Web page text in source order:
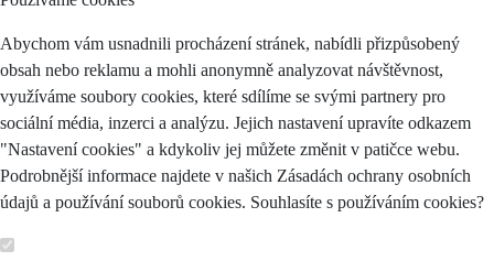
Abychom vám usnadnili procházení stránek, nabídli přizpůsobený
obsah nebo reklamu a mohli anonymně analyzovat návštěvnost,
využíváme soubory cookies, které sdílíme se svými partnery pro
sociální média, inzerci a analýzu. Jejich nastavení upravíte odkazem
"Nastavení cookies" a kdykoliv jej můžete změnit v patičce webu.
Podrobnější informace najdete v našich Zásadách ochrany osobních
údajů a používání souborů cookies. Souhlasíte s používáním cookies?